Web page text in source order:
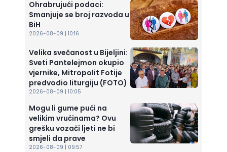
Ohrabrujući podaci:
Smanjuje se broj razvoda u
BiH
2026-08-09 | 10:16
Velika svečanost u Bijeljini:
Sveti Pantelejmon okupio
vjernike, Mitropolit Fotije
predvodio liturgiju (FOTO)
2026-08-09 | 10:05
Mogu li gume pući na
velikim vrućinama? Ovu
grešku vozači ljeti ne bi
smjeli da prave
2026-08-09 | 09:57